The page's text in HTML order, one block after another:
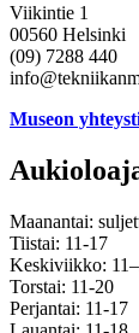
Viikintie 1
00560 Helsinki
(09) 7288 440
Museon
Maanantai:
Tiistai: 11-17
Keskiviikko:
Torstai: 11-20
Perjantai: 11-17